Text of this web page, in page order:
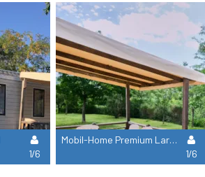
1/6
Mobil-Home Premium Large
1/6